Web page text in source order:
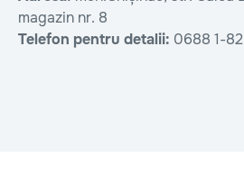
magazin nr. 8
Telefon pentru detalii: 0688 1-